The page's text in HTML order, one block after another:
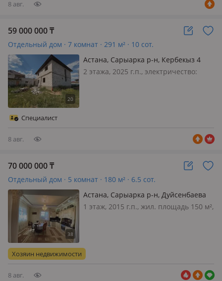
8 авг.
59 000 000₸
Отдельный дом · 7 комнат · 291 м² · 10 сот.
Астана, Сарыарка р-н, Кербекыз 4
2 этажа, 2025 г.п., электричество:
Специалист
8 авг.
70 000 000₸
Отдельный дом · 5 комнат · 180 м² · 6.5 сот.
Астана, Сарыарка р-н, Дуйсенбаева
24 а
1 этаж, 2015 г.п., жил. площадь 150 м²,
добротный дом180кв. м. место сухое,
во дворе еще один дом 65 кв…
Хозяин недвижимости
8 авг.